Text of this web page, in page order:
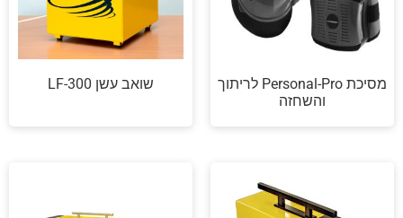
מסיכת Personal-Pro לריתוך
והשחזה
שואב עשן LF-300